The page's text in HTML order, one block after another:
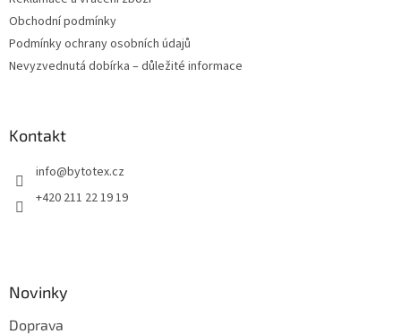
s
Obchodní podmínky
Podmínky ochrany osobních údajů
Nevyzvednutá dobírka – důležité informace
Kontakt
info@bytotex.cz
+420 211 22 19 19
Novinky
Doprava